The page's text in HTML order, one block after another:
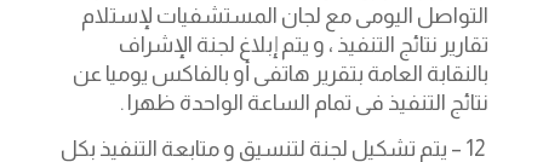
التواصل اليومى مع لجان المستشفيات لإستلام
تقارير نتائج التنفيذ ، و يتم إبلاغ لجنة الإشراف
بالنقابة العامة بتقرير هاتفى أو بالفاكس يوميا عن
نتائج التنفيذ فى تمام الساعة الواحدة ظهرا .
12 – يتم تشكيل لجنة لتنسيق و متابعة التنفيذ بكل